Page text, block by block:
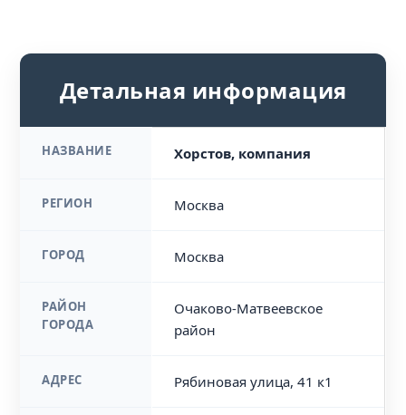
Детальная информация
НАЗВАНИЕ Хорстов, компания
РЕГИОН Москва
ГОРОД Москва
РАЙОН
ГОРОДА
Очаково-Матвеевское
район
АДРЕС Рябиновая улица, 41 к1